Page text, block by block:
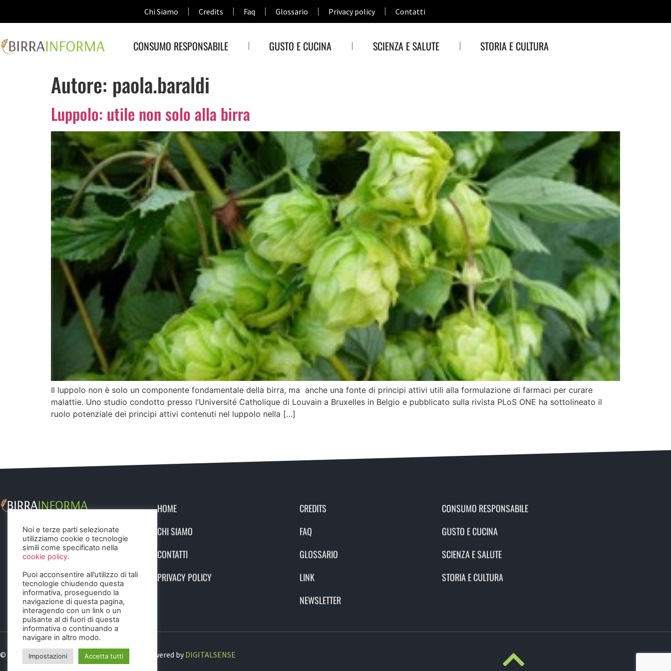
Chi Siamo Credits Faq Glossario Privacy policy Contatti
CONSUMO RESPONSABILE GUSTO E CUCINA SCIENZA E SALUTE STORIA E CULTURA
Autore: paola.baraldi
Luppolo: utile non solo alla birra
Il luppolo non è solo un componente fondamentale della birra, ma anche una fonte di principi attivi utili alla formulazione di farmaci per curare
malattie. Uno studio condotto presso l’Université Catholique di Louvain a Bruxelles in Belgio e pubblicato sulla rivista PLoS ONE ha sottolineato il
ruolo potenziale dei principi attivi contenuti nel luppolo nella […]
HOME
CHI SIAMO
CONTATTI
PRIVACY POLICY
CREDITS
FAQ
GLOSSARIO
LINK
NEWSLETTER
CONSUMO RESPONSABILE
GUSTO E CUCINA
SCIENZA E SALUTE
STORIA E CULTURA
© 2023 Birra Informa. All Rights Reserved. Powered byDIGITALSENSE
Noi e terze parti selezionate
utilizziamo cookie o tecnologie
simili come specificato nella
cookie policy.
Puoi acconsentire all’utilizzo di tali
tecnologie chiudendo questa
informativa, proseguendo la
navigazione di questa pagina,
interagendo con un link o un
pulsante al di fuori di questa
informativa o continuando a
navigare in altro modo.
Impostazioni Accetta tutti